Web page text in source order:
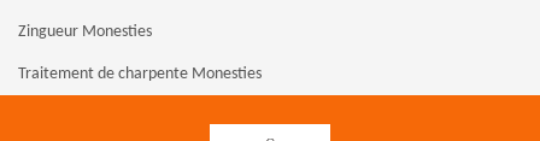
Zingueur Monesties
Traitement de charpente Monesties